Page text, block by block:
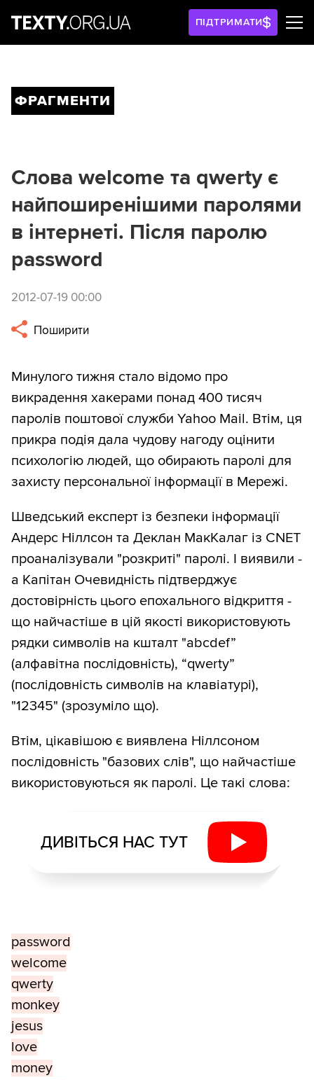
ПІДТРИМАТИ
ФРАГМЕНТИ
Слова welcome та qwerty є
найпоширенішими паролями
в інтернеті. Після паролю
password
2012-07-19 00:00
Поширити
Минулого тижня стало відомо про
викрадення хакерами понад 400 тисяч
паролів поштової служби Yahoo Mail. Втім, ця
прикра подія дала чудову нагоду оцінити
психологію людей, що обирають паролі для
захисту персональної інформації в Мережі.
Шведський експерт із безпеки інформації
Андерс Ніллсон та Деклан МакКалаг із CNET
проаналізували "розкриті" паролі. І виявили -
а Капітан Очевидність підтверджує
достовірність цього епохального відкриття -
що найчастіше в цій якості використовують
рядки символів на кшталт "abcdef”
(алфавітна послідовність), “qwerty”
(послідовність символів на клавіатурі),
"12345" (зрозуміло що).
Втім, цікавішою є виявлена Ніллсоном
послідовність "базових слів", що найчастіше
використовуються як паролі. Це такі слова:
ДИВІТЬСЯ НАС ТУТ
password
welcome
qwerty
monkey
jesus
love
money